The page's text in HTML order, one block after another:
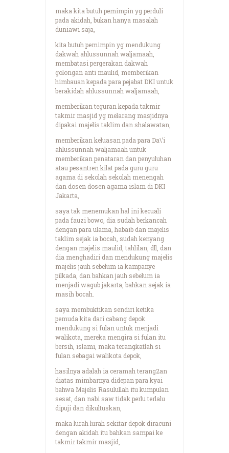
maka kita butuh pemimpin yg perduli
pada akidah, bukan hanya masalah
duniawi saja,
kita butuh pemimpin yg mendukung
dakwah ahlussunnah waljamaah,
membatasi pergerakan dakwah
golongan anti maulid, memberikan
himbauan kepada para pejabat DKI untuk
berakidah ahlussunnah waljamaah,
memberikan teguran kepada takmir
takmir masjid yg melarang masjidnya
dipakai majelis taklim dan shalawatan,
memberikan keluasan pada para Da\’i
ahlussunnah waljamaah untuk
memberikan penataran dan penyuluhan
atau pesantren kilat pada guru guru
agama di sekolah sekolah menengah
dan dosen dosen agama islam di DKI
Jakarta,
saya tak menemukan hal ini kecuali
pada fauzi bowo, dia sudah berkancah
dengan para ulama, habaib dan majelis
taklim sejak ia bocah, sudah kenyang
dengan majelis maulid, tahlilan, dll, dan
dia menghadiri dan mendukung majelis
majelis jauh sebelum ia kampanye
pilkada, dan bahkan jauh sebelum ia
menjadi wagub jakarta, bahkan sejak ia
masih bocah.
saya membuktikan sendiri ketika
pemuda kita dari cabang depok
mendukung si fulan untuk menjadi
walikota, mereka mengira si fulan itu
bersih, islami, maka terangkatlah si
fulan sebagai walikota depok,
hasilnya adalah ia ceramah terang2an
diatas mimbarnya didepan para kyai
bahwa Majelis Rasulullah itu kumpulan
sesat, dan nabi saw tidak perlu terlalu
dipuji dan dikultuskan,
maka lurah lurah sekitar depok diracuni
dengan akidah itu bahkan sampai ke
takmir takmir masjid,